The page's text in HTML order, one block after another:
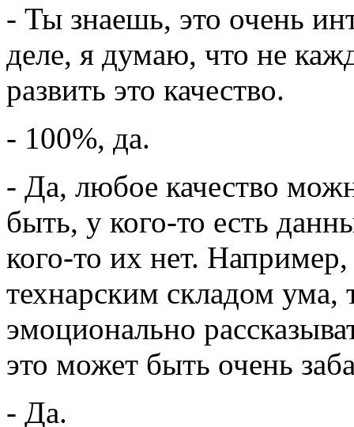
- Ты знаешь, это очень
деле, я думаю, что не
развить это качество.
- 100%, да.
- Да, любое качество
быть, у кого-то есть
кого-то их нет.
технарским складом ума,
эмоционально
это может быть очень
- Да.